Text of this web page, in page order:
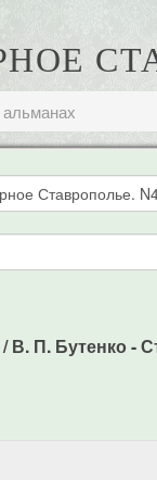
В. П. Бутенко -